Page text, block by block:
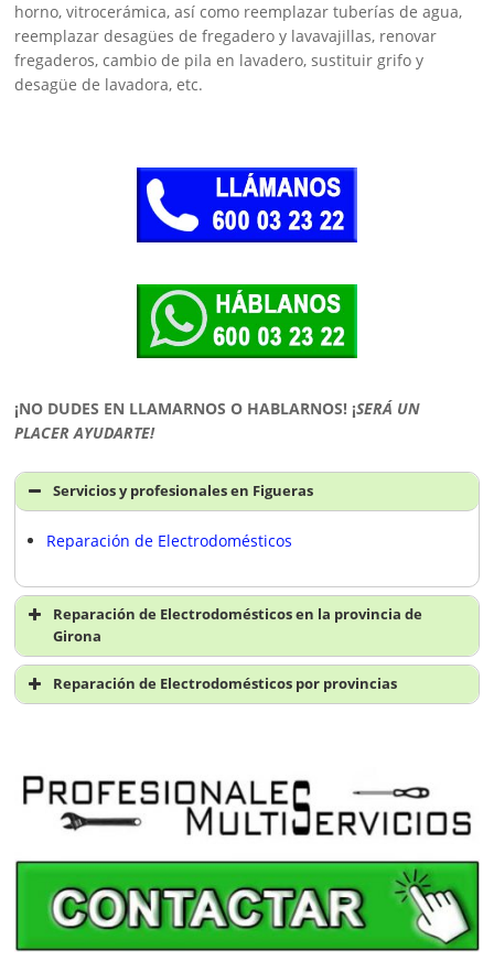
horno, vitrocerámica, así como reemplazar tuberías de agua,
reemplazar desagües de fregadero y lavavajillas, renovar
fregaderos, cambio de pila en lavadero, sustituir grifo y
desagüe de lavadora, etc.
¡NO DUDES EN LLAMARNOS O HABLARNOS! ¡SERÁ UN
PLACER AYUDARTE!
Servicios y profesionales en Figueras
Reparación de Electrodomésticos
Reparación de Electrodomésticos en la provincia de
Girona
Reparación de electrodomésticos en Girona
Reparación de electrodomésticos en Bañolas
Reparación de electrodomésticos en Lloret del Mar
Reparación de electrodomésticos en Olot
Reparación de electrodomésticos en Palafrugell
Reparación de electrodomésticos en Salt
Reparación de electrodomésticos en San Felíu de
Guixols
Reparación de electrodomésticos en Rosas
Reparación de Electrodomésticos por provincias
Reparación de electrodomésticos en Albacete
Reparación de electrodomésticos en Alicante
Reparación de electrodomésticos en Almería
Reparación de electrodomésticos en Asturias
Reparación de electrodomésticos en Ávila
Reparación de electrodomésticos en Badajoz
Reparación de electrodomésticos en Baleares